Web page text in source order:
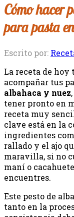
Cómo hacer
para pasta
Escrito por:
La receta de
acompañar tus
albahaca y nuez
tener pronto en
receta muy
clave está en la
ingredientes
rallado y el ajo
maravilla, si no
maní o
encuentres.
Este pesto de
tanto en la